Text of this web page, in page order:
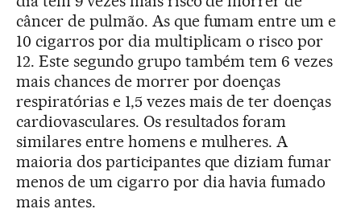
câncer de pulmão. As que fumam entre um e
10 cigarros por dia multiplicam o risco por
12. Este segundo grupo também tem 6 vezes
mais chances de morrer por doenças
respiratórias e 1,5 vezes mais de ter doenças
cardiovasculares. Os resultados foram
similares entre homens e mulheres. A
maioria dos participantes que diziam fumar
menos de um cigarro por dia havia fumado
mais antes.